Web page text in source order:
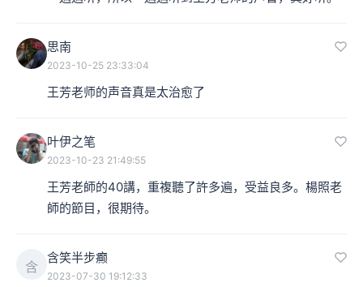
思南
2023-10-25 23:33:04
王芳老师的声音真是太治愈了
叶伊之笔
2023-10-23 21:49:55
王芳老師的40講，重複聽了許多遍，受益良多。楊照老
師的節目，很期待。
含
含笑半步癫
2023-07-30 19:12:33